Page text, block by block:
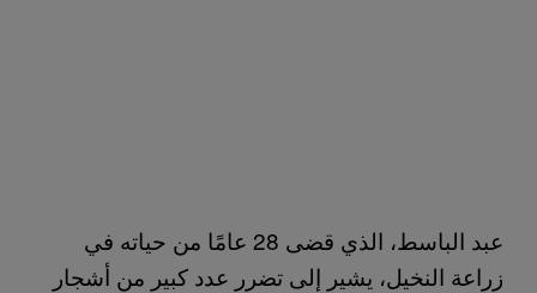
عبد الباسط، الذي قضى 28 عامًا من حياته في
زراعة النخيل، يشير إلى تضرر عدد كبير من أشجار